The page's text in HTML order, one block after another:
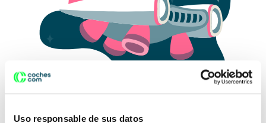
Uso responsable de sus datos